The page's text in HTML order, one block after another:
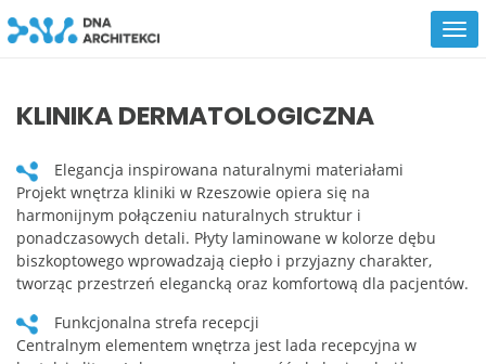
KLINIKA DERMATOLOGICZNA
Elegancja inspirowana naturalnymi materiałami
Projekt wnętrza kliniki w Rzeszowie opiera się na
harmonijnym połączeniu naturalnych struktur i
ponadczasowych detali. Płyty laminowane w kolorze dębu
biszkoptowego wprowadzają ciepło i przyjazny charakter,
tworząc przestrzeń elegancką oraz komfortową dla pacjentów.
Funkcjonalna strefa recepcji
Centralnym elementem wnętrza jest lada recepcyjna w